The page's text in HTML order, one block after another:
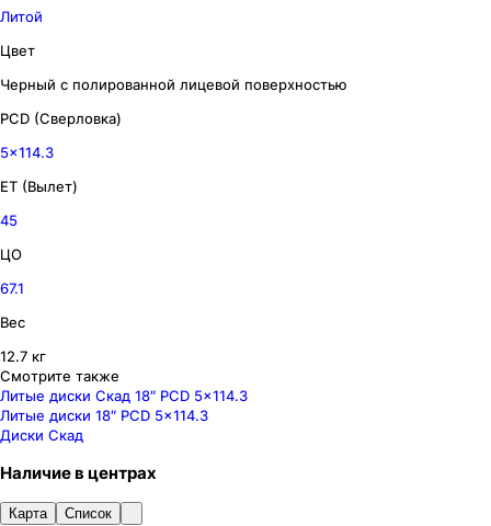
Литой
Цвет
Черный с полированной лицевой поверхностью
PCD (Сверловка)
5x114.3
ET (Вылет)
45
ЦО
67.1
Вес
12.7 кг
Смотрите также
Литые диски Скад 18″ PCD 5x114.3
Литые диски 18″ PCD 5x114.3
Диски Скад
Наличиев центрах
Карта Список